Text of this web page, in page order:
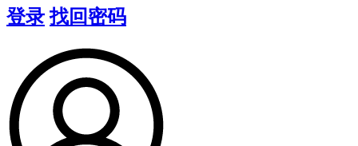
登录 找回密码